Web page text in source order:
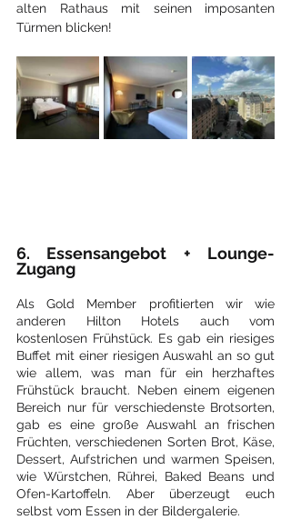
alten Rathaus mit seinen imposanten
Türmen blicken!
6. Essensangebot + Lounge-
Zugang
Als Gold Member profitierten wir wie
anderen Hilton Hotels auch vom
kostenlosen Frühstück. Es gab ein riesiges
Buffet mit einer riesigen Auswahl an so gut
wie allem, was man für ein herzhaftes
Frühstück braucht. Neben einem eigenen
Bereich nur für verschiedenste Brotsorten,
gab es eine große Auswahl an frischen
Früchten, verschiedenen Sorten Brot, Käse,
Dessert, Aufstrichen und warmen Speisen,
wie Würstchen, Rührei, Baked Beans und
Ofen-Kartoffeln. Aber überzeugt euch
selbst vom Essen in der Bildergalerie.